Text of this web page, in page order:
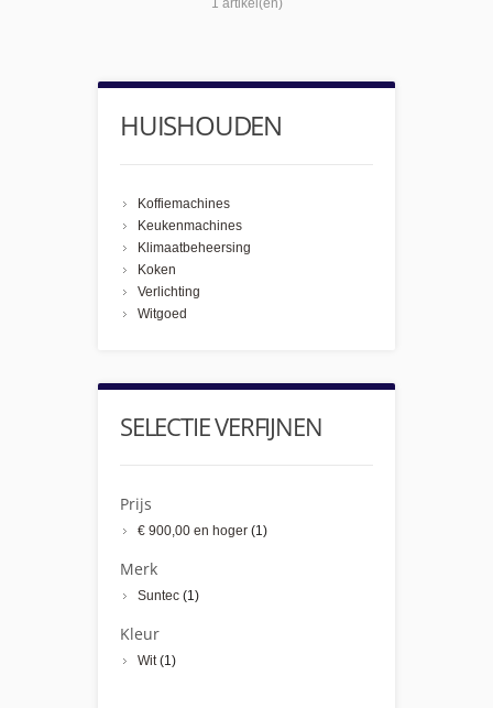
1 artikel(en)
HUISHOUDEN
Koffiemachines
Keukenmachines
Klimaatbeheersing
Koken
Verlichting
Witgoed
SELECTIE VERFIJNEN
Prijs
€ 900,00 en hoger (1)
Merk
Suntec (1)
Kleur
Wit(1)